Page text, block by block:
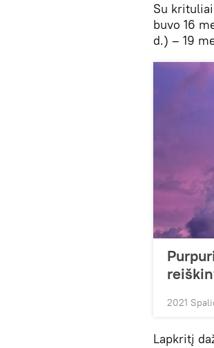
Su
buvo 16
d.) – 19
2021
Lapkritį